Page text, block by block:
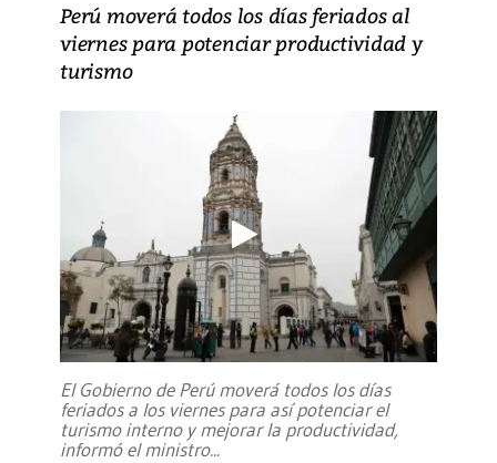
Perú moverá todos los días feriados al
viernes para potenciar productividad y
turismo
El Gobierno de Perú moverá todos los días
feriados a los viernes para así potenciar el
turismo interno y mejorar la productividad,
informó el ministro...